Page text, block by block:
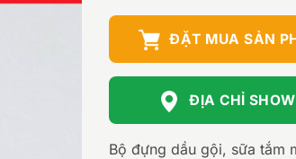
ĐẶT MUA SẢN
ĐỊA CHỈ
Bộ đựng dầu gội, sữa tắm